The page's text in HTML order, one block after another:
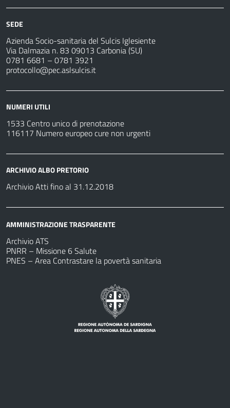
SEDE
Azienda Socio-sanitaria del Sulcis Iglesiente
Via Dalmazia n. 83 09013 Carbonia (SU)
0781 6681 – 0781 3921
protocollo@pec.aslsulcis.it
NUMERI UTILI
1533 Centro unico di prenotazione
116117 Numero europeo cure non urgenti
ARCHIVIO ALBO PRETORIO
Archivio Atti fino al 31.12.2018
AMMINISTRAZIONE TRASPARENTE
Archivio ATS
PNRR – Missione 6 Salute
PNES – Area Contrastare la povertà sanitaria